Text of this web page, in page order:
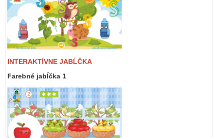
INTERAKTÍVNE JABĹČKA
Farebné jabĺčka 1